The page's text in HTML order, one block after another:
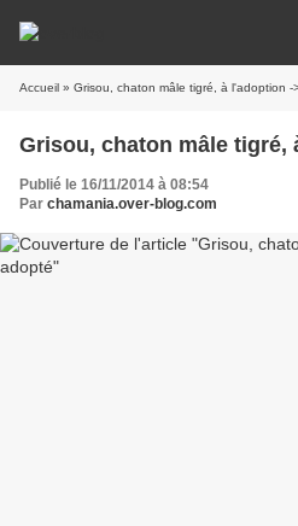
Accueil » Grisou, chaton mâle tigré, à l'adoption -
Grisou, chaton mâle tigré,
Publié le 16/11/2014 à 08:54
Par chamania.over-blog.com